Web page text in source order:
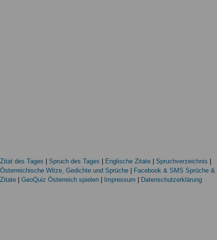
Zitat des Tages Spruch des Tages Englische Zitate Spruchverzeichnis
Österreichische Witze, Gedichte und Sprüche
Facebook & SMS Sprüche &
Zitate
GeoQuiz Österreich spielen Impressum Datenschutzerklärung